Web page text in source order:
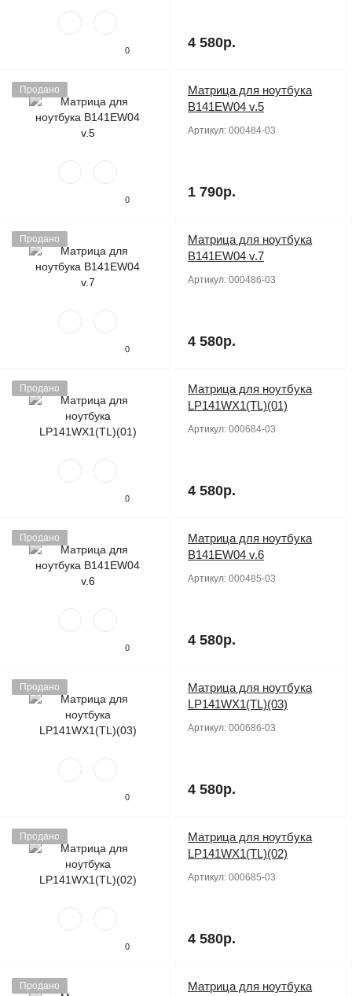
0 4 580р.
Продано
0
Матрица для ноутбука
B141EW04 v.5
Артикул: 000484-03
1 790р.
Продано
0
Матрица для ноутбука
B141EW04 v.7
Артикул: 000486-03
4 580р.
Продано
0
Матрица для ноутбука
LP141WX1(TL)(01)
Артикул: 000684-03
4 580р.
Продано
0
Матрица для ноутбука
B141EW04 v.6
Артикул: 000485-03
4 580р.
Продано
0
Матрица для ноутбука
LP141WX1(TL)(03)
Артикул: 000686-03
4 580р.
Продано
0
Матрица для ноутбука
LP141WX1(TL)(02)
Артикул: 000685-03
4 580р.
Продано Матрица для ноутбука